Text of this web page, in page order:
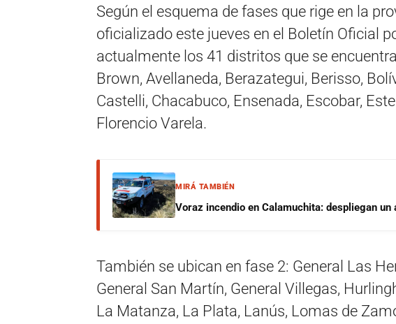
Según el esquema de fases que rige en la
oficializado este jueves en el Boletín Oficial
actualmente los 41 distritos que se
Brown, Avellaneda, Berazategui, Berisso,
Castelli, Chacabuco, Ensenada, Escobar,
Florencio Varela.
MIRÁ TAMBIÉN
Voraz incendio en Calamuchita: despliegan
También se ubican en fase 2: General Las
General San Martín, General Villegas,
La Matanza, La Plata, Lanús, Lomas de